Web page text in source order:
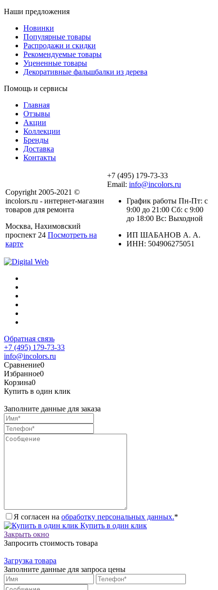
Наши предложения
Новинки
Популярные товары
Распродажи и скидки
Рекомендуемые товары
Уцененные товары
Декоративные фальшбалки из дерева
Помощь и сервисы
Главная
Отзывы
Акции
Коллекции
Бренды
Доставка
Контакты
Copyright 2005-2021 ©
incolors.ru - интернет-магазин
товаров для ремонта
Москва, Нахимовский
проспект 24 Посмотреть на
карте
+7 (495) 179-73-33
Email: info@incolors.ru
График работы Пн-Пт: с
9:00 до 21:00 Сб: с 9:00
до 18:00 Вс: Выходной
ИП ШАБАНОВ А. А.
ИНН: 504906275051
Обратная связь
+7 (495) 179-73-33
info@incolors.ru
Сравнение0
Избранное0
Корзина0
Купить в один клик
Заполните данные для заказа
Я согласен на обработку персональных данных.*
Купить в один клик
Закрыть окно
Запросить стоимость товара
Загрузка товара
Заполните данные для запроса цены